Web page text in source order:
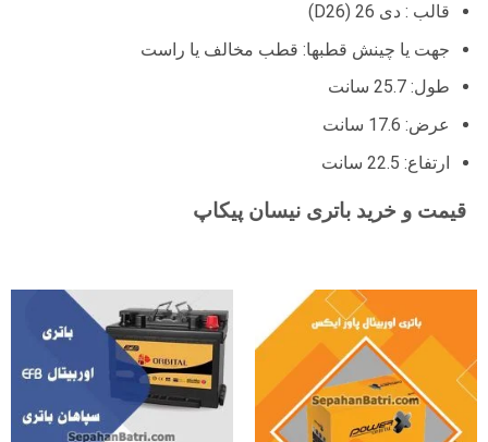
قالب : دی 26 (D26)
جهت یا چینش قطبها: قطب مخالف یا راست
طول: 25.7 سانت
عرض: 17.6 سانت
ارتفاع: 22.5 سانت
قیمت و خرید باتری نیسان پیکاپ